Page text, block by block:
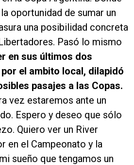
oportunidad de sumar un
una posibilidad concreta
Pasó lo mismo
en sus últimos dos
el ambito local, dilapidó
pasajes a las Copas.
vez estaremos ante un
Espero y deseo que sólo
Quiero ver un River
en el Campeonato y la
sueño que tengamos un